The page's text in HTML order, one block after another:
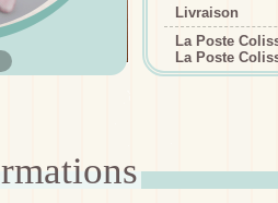
Livraison
La Poste
La Poste